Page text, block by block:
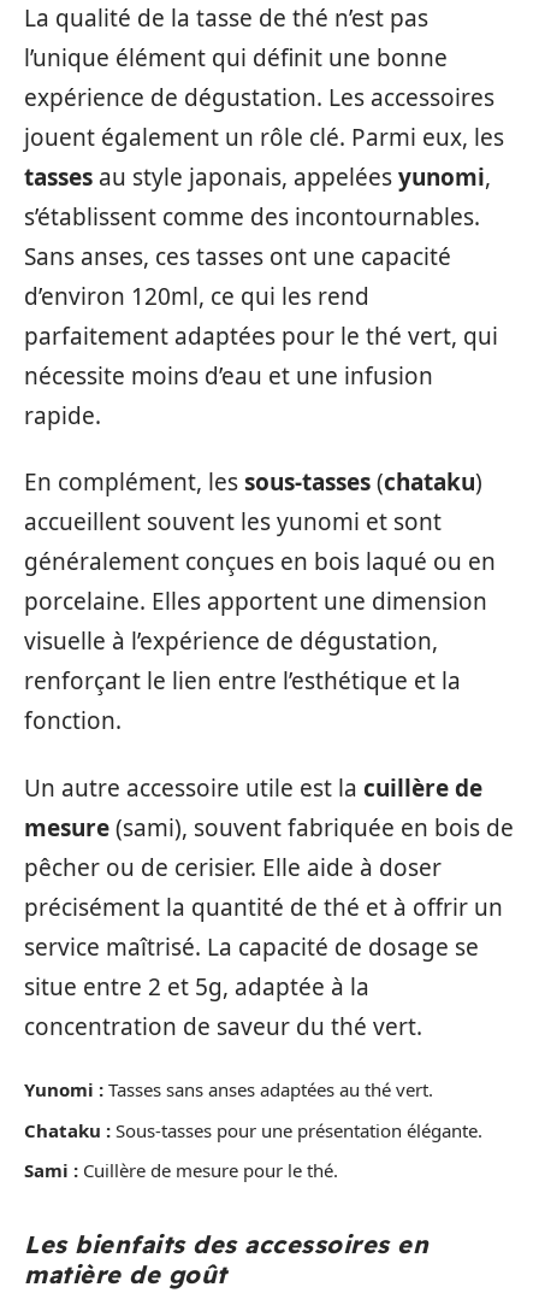
La qualité de la tasse de thé n’est pas
l’unique élément qui définit une bonne
expérience de dégustation. Les accessoires
jouent également un rôle clé. Parmi eux, les
tasses au style japonais, appeléesyunomi,
s’établissent comme des incontournables.
Sans anses, ces tasses ont une capacité
d’environ 120ml, ce qui les rend
parfaitement adaptées pour le thé vert, qui
nécessite moins d’eau et une infusion
rapide.
En complément, lessous-tasses(chataku)
accueillent souvent les yunomi et sont
généralement conçues en bois laqué ou en
porcelaine. Elles apportent une dimension
visuelle à l’expérience de dégustation,
renforçant le lien entre l’esthétique et la
fonction.
Un autre accessoire utile est la cuillère de
mesure(sami), souvent fabriquée en bois de
pêcher ou de cerisier. Elle aide à doser
précisément la quantité de thé et à offrir un
service maîtrisé. La capacité de dosage se
situe entre 2 et 5g, adaptée à la
concentration de saveur du thé vert.
Yunomi : Tasses sans anses adaptées au thé vert.
Chataku : Sous-tasses pour une présentation élégante.
Sami : Cuillère de mesure pour le thé.
Les bienfaits des accessoires en
matière de goût